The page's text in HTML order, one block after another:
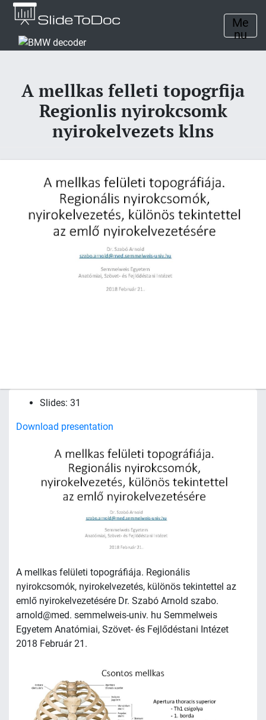
Me
nu
A mellkas felleti topogrfija
Regionlis nyirokcsomk
nyirokelvezets klns
Slides: 31
Download presentation
A mellkas felületi topográfiája. Regionális
nyirokcsomók, nyirokelvezetés, különös tekintettel az
emlő nyirokelvezetésére Dr. Szabó Arnold szabo.
arnold@med. semmelweis-univ. hu Semmelweis
Egyetem Anatómiai, Szövet- és Fejlődéstani Intézet
2018 Február 21.